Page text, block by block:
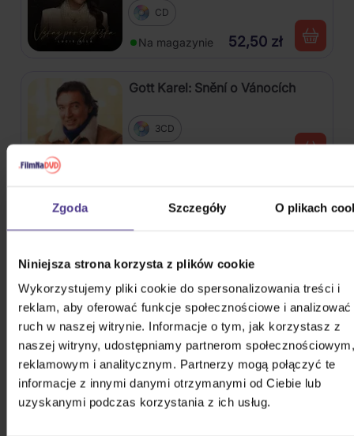
Zgoda Szczegóły O plikach
Niniejsza strona korzysta z plików cookie
Wykorzystujemy pliki cookie do spersonalizowania treści i
reklam, aby oferować funkcje społecznościowe i analizować
ruch w naszej witrynie. Informacje o tym, jak korzystasz z
naszej witryny, udostępniamy partnerom społecznościowym,
reklamowym i analitycznym. Partnerzy mogą połączyć te
informacje z innymi danymi otrzymanymi od Ciebie lub
uzyskanymi podczas korzystania z ich usług.
CD
Na magazynie 52,50 zł
Gott Karel: Snění o Vánocích
3CD
Harlej: Best Of 30 let (2006 -
Kabát: Original Albums Vol.3
4CD
Na magazynie 82,60 zł